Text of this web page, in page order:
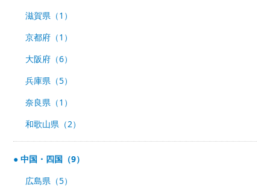
滋賀県（1）
京都府（1）
大阪府（6）
兵庫県（5）
奈良県（1）
和歌山県（2）
中国・四国（9）
広島県（5）